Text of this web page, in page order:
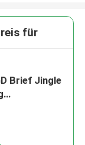
für
Brief Jingle